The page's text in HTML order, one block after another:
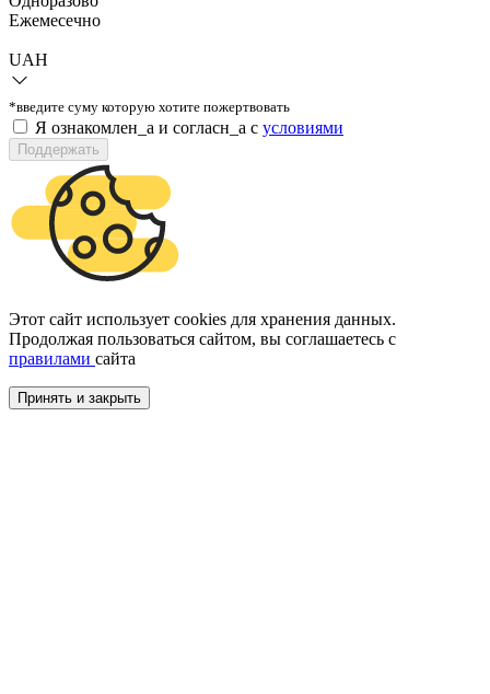
Ежемесечно
UAH
*введите суму которую хотите пожертвовать
Я ознакомлен_а и согласн_а c условиями
Поддержать
Этот сайт использует cookies для хранения данных.
Продолжая пользоваться сайтом, вы соглашаетесь с
правилами сайта
Принять и закрыть